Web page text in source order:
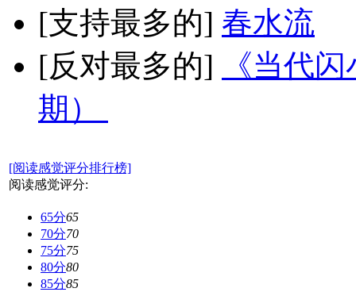
[支持最多的] 春水流
[反对最多的]
《当代
期）
[阅读感觉评分排行榜]
阅读感觉评分:
65分65
70分70
75分75
80分80
85分85